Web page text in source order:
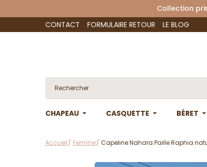
CONTACT
FORMULAIRE RETOUR LE BLOG
CHAPEAU CASQUETTE BÉRET
Accueil Femme Capeline Nahara Paille Raphia